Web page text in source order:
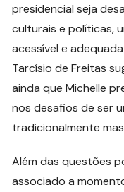
presidencial seja
culturais e políticas,
acessível e
Tarcísio de Freitas
ainda que Michelle
nos desafios de ser
tradicionalmente
Além das questões
associado a